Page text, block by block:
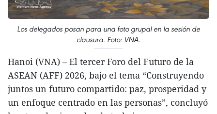
Los delegados posan para una foto grupal en la sesión de
clausura. Foto: VNA.
Hanoi (VNA) – El tercer Foro del Futuro de la
ASEAN (AFF) 2026, bajo el tema “Construyendo
juntos un futuro compartido: paz, prosperidad y
un enfoque centrado en las personas”, concluyó